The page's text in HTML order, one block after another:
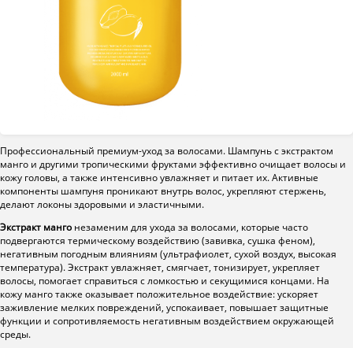
Профессиональный премиум-уход за волосами. Шампунь с экстрактом
манго и другими тропическими фруктами эффективно очищает волосы и
кожу головы, а также интенсивно увлажняет и питает их. Активные
компоненты шампуня проникают внутрь волос, укрепляют стержень,
делают локоны здоровыми и эластичными.
Экстракт манго незаменим для ухода за волосами, которые часто
подвергаются термическому воздействию (завивка, сушка феном),
негативным погодным влияниям (ультрафиолет, сухой воздух, высокая
температура). Экстракт увлажняет, смягчает, тонизирует, укрепляет
волосы, помогает справиться с ломкостью и секущимися концами. На
кожу манго также оказывает положительное воздействие: ускоряет
заживление мелких повреждений, успокаивает, повышает защитные
функции и сопротивляемость негативным воздействием окружающей
среды.